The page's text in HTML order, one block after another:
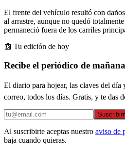
El frente del vehículo resultó con
al arrastre, aunque no quedó
permaneció fuera de los carriles
📰 Tu edición de hoy
Recibe el periódico de
El diario para hojear, las claves del
correo, todos los días. Gratis, y te das
Al suscribirte aceptas nuestro aviso de
baja cuando quieras.